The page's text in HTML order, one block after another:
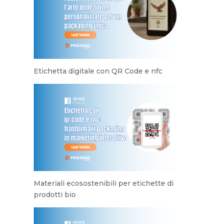
Etichetta digitale con QR Code e nfc
Materiali ecosostenibili per etichette di
prodotti bio